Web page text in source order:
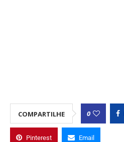
COMPARTILHE 0
Pinterest Email